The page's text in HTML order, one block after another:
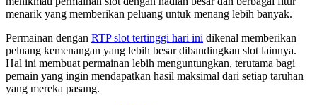
menarik yang memberikan peluang untuk menang lebih banyak.
Permainan dengan RTP slot tertinggi hari ini dikenal memberikan
peluang kemenangan yang lebih besar dibandingkan slot lainnya.
Hal ini membuat permainan lebih menguntungkan, terutama bagi
pemain yang ingin mendapatkan hasil maksimal dari setiap taruhan
yang mereka pasang.